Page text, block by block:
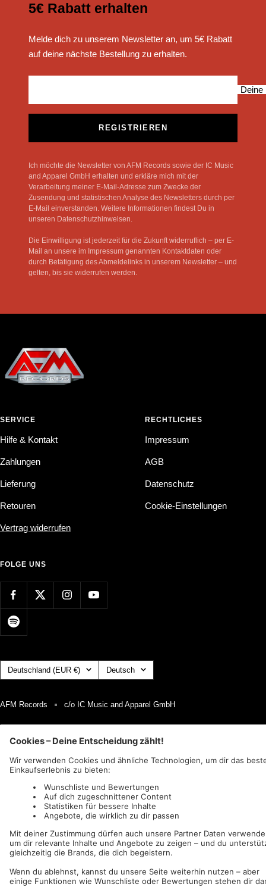
5€ Rabatt erhalten
Melde dich zu unserem Newsletter an, um 5€ Rabatt
auf deine nächste Bestellung zu erhalten.
Deine
REGISTRIEREN
Ich möchte die Newsletter von AFM Records sowie der IC Music
and Apparel GmbH erhalten und erkläre mich mit der
Verarbeitung meiner E-Mail-Adresse zum Zwecke der
Zusendung und statistischen Analyse des Newsletters durch per
E-Mail einverstanden. Weitere Informationen findest Du in
unseren Datenschutzhinweisen.
Die Einwilligung ist jederzeit für die Zukunft widerruflich – per E-
Mail an unsere im Impressum genannten Kontaktdaten oder
durch Betätigung des Abmeldelinks in unserem Newsletter – und
gelten, bis sie widerrufen werden.
SERVICE
Hilfe & Kontakt
Zahlungen
Lieferung
Retouren
Vertrag widerrufen
RECHTLICHES
Impressum
AGB
Datenschutz
Cookie-Einstellungen
FOLGE UNS
Land/Region Deutschland (EUR €) Sprache
Deutsch
AFM Records c/o IC Music and Apparel GmbH
Wir akzeptieren